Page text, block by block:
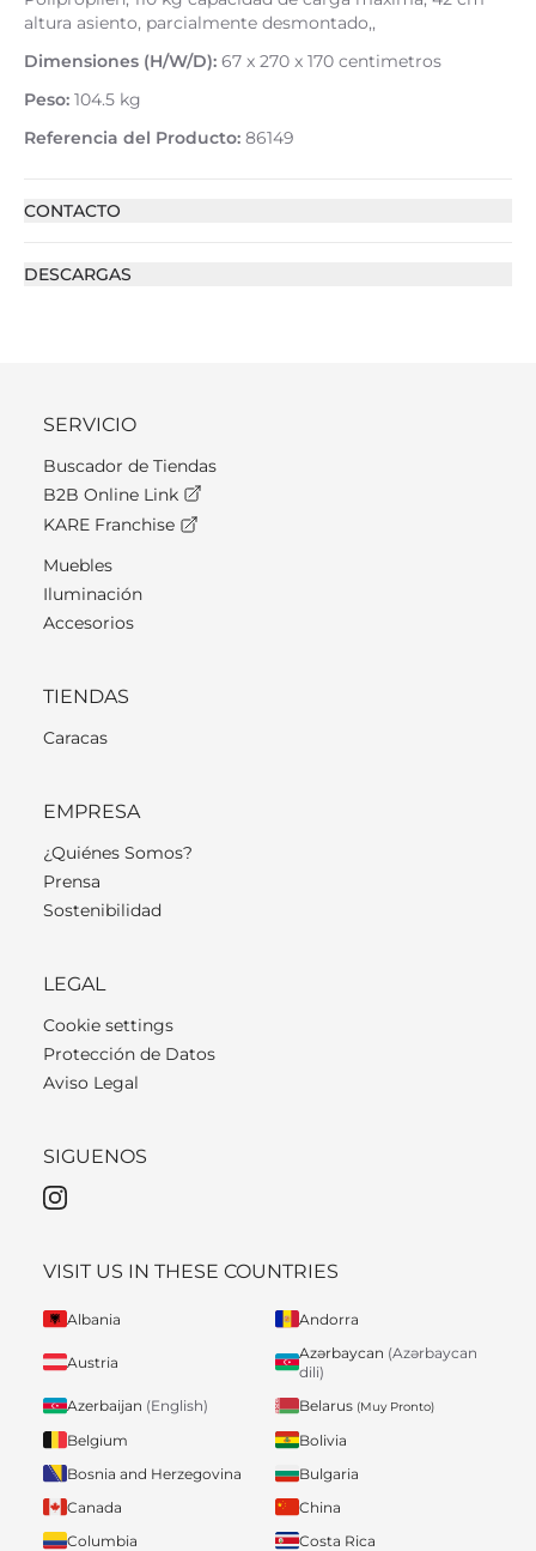
altura asiento, parcialmente desmontado,,
Dimensiones (H/W/D): 67 x 270 x 170 centimetros
Peso: 104.5 kg
Referencia del Producto: 86149
CONTACTO
DESCARGAS
SERVICIO
Buscador de Tiendas
B2B Online Link
KARE Franchise
Muebles
Iluminación
Accesorios
TIENDAS
Caracas
EMPRESA
¿Quiénes Somos?
Prensa
Sostenibilidad
LEGAL
Cookie settings
Protección de Datos
Aviso Legal
SIGUENOS
VISIT US IN THESE COUNTRIES
Albania Andorra
Austria
Azərbaycan (Azərbaycan
dili)
Azerbaijan (English) Belarus (Muy Pronto)
Belgium
Bolivia
Bosnia and Herzegovina
Bulgaria
Canada
China
Columbia
Costa Rica